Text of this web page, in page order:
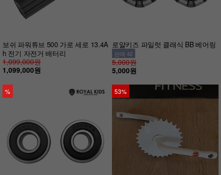
보쉬 파워튜브 500 가로 세로 13.4A
h 전기 자전거 배터리
1,099,000원
1,099,000원
로얄키즈 파일럿 클래식 BB 베어링
판매 42
5,000원
5,000원
% 53%